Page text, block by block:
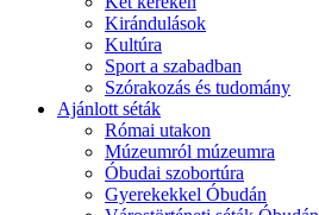
Kirándulások
Kultúra
Sport a szabadban
Szórakozás és tudomány
Ajánlott séták
Római utakon
Múzeumról múzeumra
Óbudai szobortúra
Gyerekekkel Óbudán